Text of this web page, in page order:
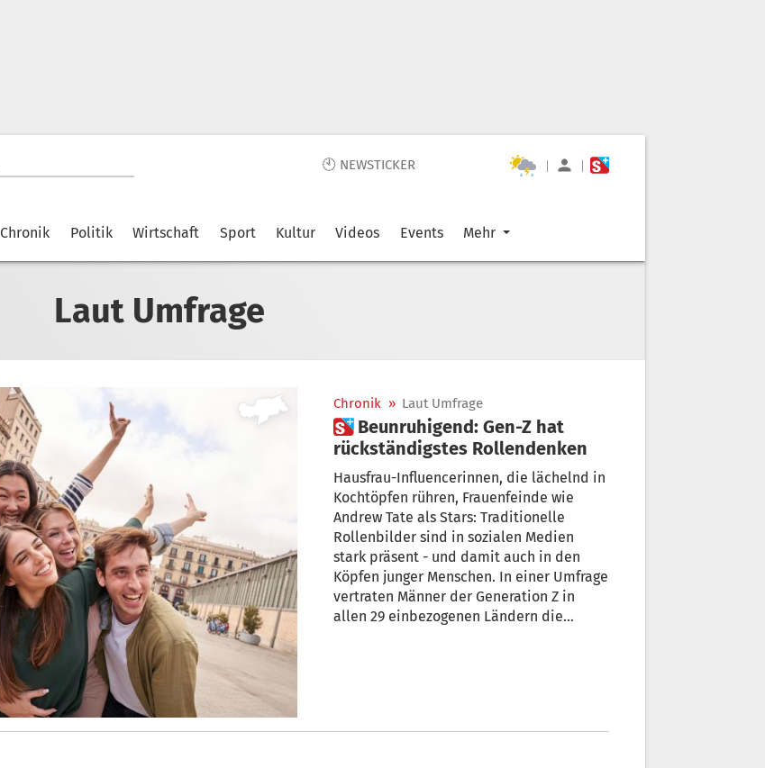
🕙 NEWSTICKER | |
Chronik Politik Wirtschaft Sport Kultur Videos Events Mehr
Laut Umfrage
Chronik » Laut Umfrage
 Beunruhigend: Gen-Z hat
rückständigstes Rollendenken
Hausfrau-Influencerinnen, die lächelnd in
Kochtöpfen rühren, Frauenfeinde wie
Andrew Tate als Stars: Traditionelle
Rollenbilder sind in sozialen Medien
stark präsent - und damit auch in den
Köpfen junger Menschen. In einer Umfrage
vertraten Männer der Generation Z in
allen 29 einbezogenen Ländern die